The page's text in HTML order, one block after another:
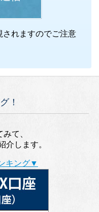
されますのでご注意
！
て、
介します。
キング▼